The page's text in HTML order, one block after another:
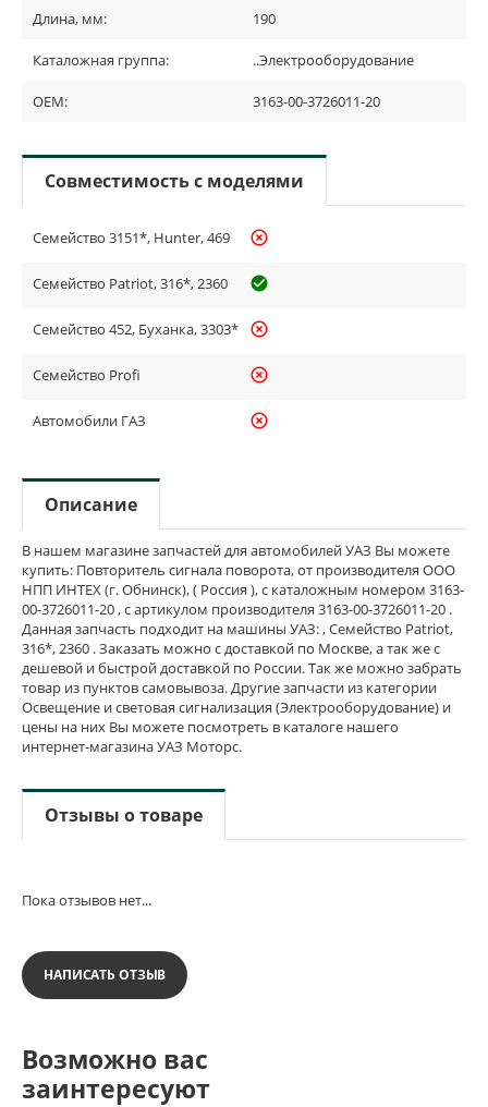
Длина, мм: 190
Каталожная группа: ..Электрооборудование
OEM: 3163-00-3726011-20
Совместимость с моделями
Семейство 3151*, Hunter, 469 highlight_off
Семейство Patriot, 316*, 2360 check_circle_outline
Семейство 452, Буханка, 3303* highlight_off
Семейство Profi highlight_off
Автомобили ГАЗ highlight_off
Описание
В нашем магазине запчастей для автомобилей УАЗ Вы можете
купить: Повторитель сигнала поворота, от производителя ООО
НПП ИНТЕХ (г. Обнинск), ( Россия ), с каталожным номером 3163-
00-3726011-20 , с артикулом производителя 3163-00-3726011-20 .
Данная запчасть подходит на машины УАЗ: , Семейство Patriot,
316*, 2360 . Заказать можно с доставкой по Москве, а так же с
дешевой и быстрой доставкой по России. Так же можно забрать
товар из пунктов самовывоза. Другие запчасти из категории
Освещение и световая сигнализация (Электрооборудование) и
цены на них Вы можете посмотреть в каталоге нашего
интернет-магазина УАЗ Моторс.
Отзывы о товаре
Пока отзывов нет...
НАПИСАТЬ ОТЗЫВ
Возможно вас
заинтересуют